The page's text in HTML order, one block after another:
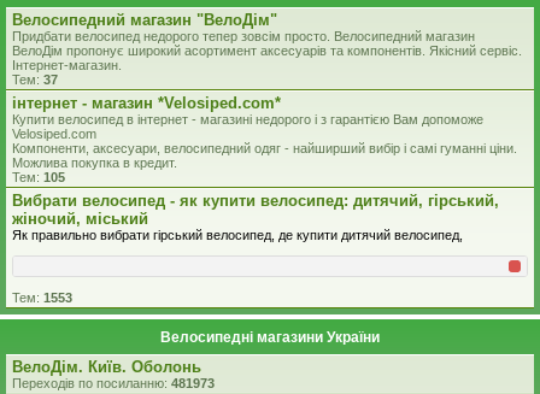
Велосипедний магазин "ВелоДім"
Придбати велосипед недорого тепер зовсім просто. Велосипедний магазин
ВелоДім пропонує широкий асортимент аксесуарів та компонентів. Якісний сервіс.
Інтернет-магазин.
Тем: 37
iнтернет - магазин *Velosiped.com*
Купити велосипед в інтернет - магазині недорого і з гарантією Вам допоможе
Velosiped.com
Компоненти, аксесуари, велосипедний одяг - найширший вибір і самі гуманні ціни.
Можлива покупка в кредит.
Тем: 105
Вибрати велосипед - як купити велосипед: дитячий, гірський,
жіночий, міський
Як правильно вибрати гірський велосипед, де купити дитячий велосипед,
Тем: 1553
Велосипедні магазини України
ВелоДім. Київ. Оболонь
Переходів по посиланню: 481973